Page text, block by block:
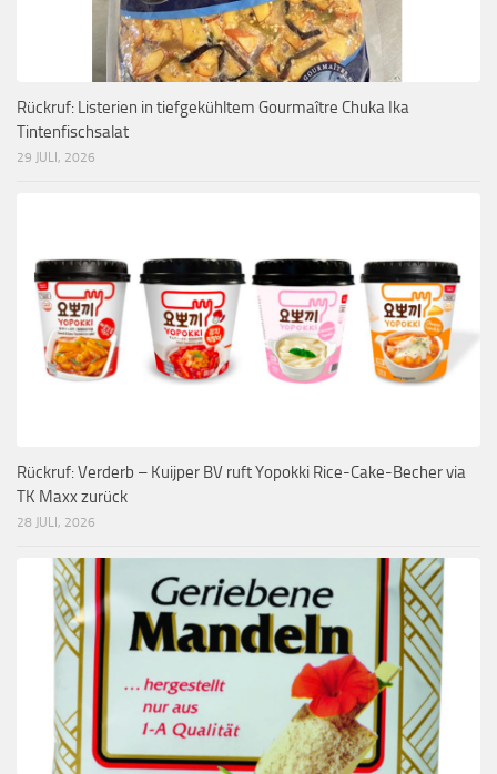
Rückruf: Listerien in tiefgekühltem Gourmaître Chuka Ika
Tintenfischsalat
29 JULI, 2026
Rückruf: Verderb – Kuijper BV ruft Yopokki Rice-Cake-Becher via
TK Maxx zurück
28 JULI, 2026